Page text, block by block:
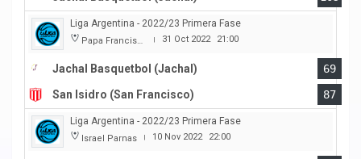
Liga Argentina - 2022/23 Primera Fase
Papa Francisco | 31 Oct 2022 21:00
Jachal Basquetbol (Jachal)
69
San Isidro (San Francisco)
87
Liga Argentina - 2022/23 Primera Fase
Israel Parnas | 10 Nov 2022 22:00